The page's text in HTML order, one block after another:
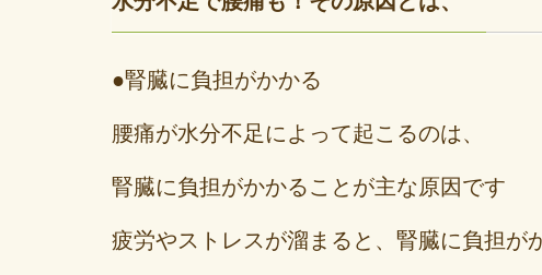
●腎臓に負担がかかる
腰痛が水分不足によって起こるのは、
腎臓に負担がかかることが主な原因です
疲労やストレスが溜まると、腎臓に負担が